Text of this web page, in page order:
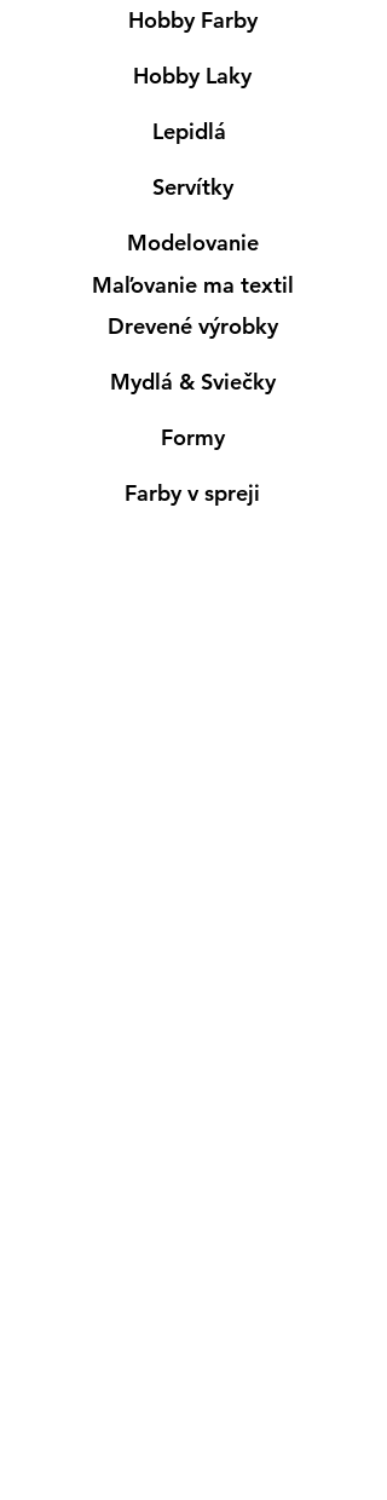
Hobby Farby
Hobby Laky
Lepidlá
Servítky
Modelovanie
Maľovanie ma textil
Drevené výrobky
Mydlá & Sviečky
Formy
Farby v spreji